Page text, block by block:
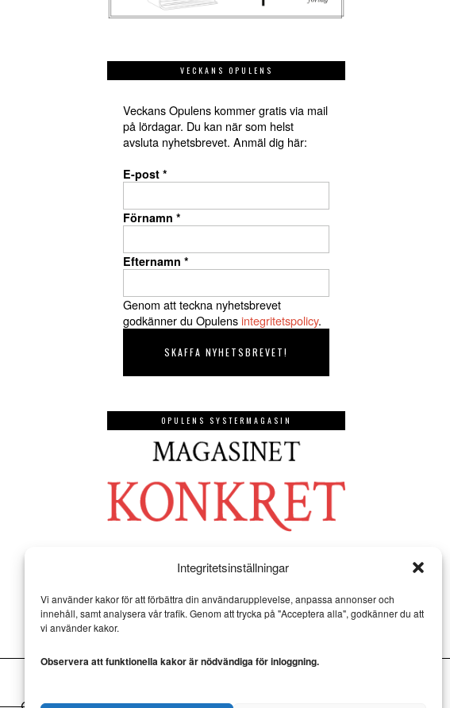
Integritetsinställningar
Vi använder kakor för att förbättra din användarupplevelse, anpassa annonser och
innehåll, samt analysera vår trafik. Genom att trycka på "Acceptera alla", godkänner du att
vi använder kakor.
Observera att funktionella kakor är nödvändiga för inloggning.
VECKANS OPULENS
Veckans Opulens kommer gratis via mail
på lördagar. Du kan när som helst
avsluta nyhetsbrevet. Anmäl dig här:
E-post *
Förnamn *
Efternamn *
Genom att teckna nyhetsbrevet
godkänner du Opulensintegritetspolicy.
OPULENS SYSTERMAGASIN